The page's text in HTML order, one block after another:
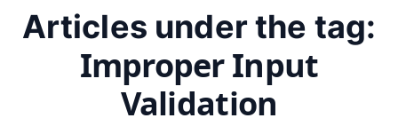
Articles under the tag:
Improper Input
Validation